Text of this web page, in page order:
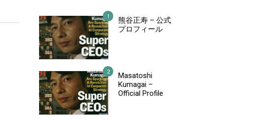
熊谷正寿 – 公式
プロフィール
Masatoshi
Kumagai –
Official Profile